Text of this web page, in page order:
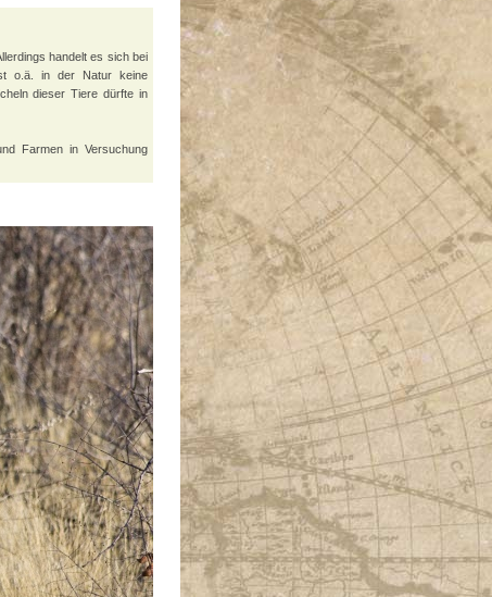
handelt es sich bei
o.ä. in der Natur keine
dieser Tiere dürfte in
Farmen in Versuchung